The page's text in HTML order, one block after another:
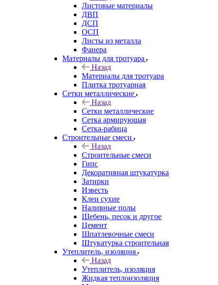
Листовые материалы
ДВП
ДСП
ОСП
Листы из металла
Фанера
Материалы для тротуара
Назад
Материалы для тротуара
Плитка тротуарная
Сетки металлические
Назад
Сетки металлические
Сетка армирующая
Сетка-рабица
Строительные смеси
Назад
Строительные смеси
Гипс
Декоративная штукатурка
Затирки
Известь
Клеи сухие
Наливные полы
Щебень, песок и другое
Цемент
Шпатлевочные смеси
Штукатурка строительная
Утеплитель, изоляция
Назад
Утеплитель, изоляция
Жидкая теплоизоляция